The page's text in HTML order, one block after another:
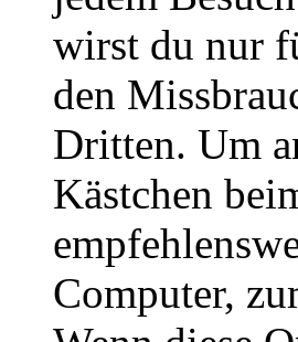
wirst du nur
den
Dritten. Um
Kästchen
Computer,